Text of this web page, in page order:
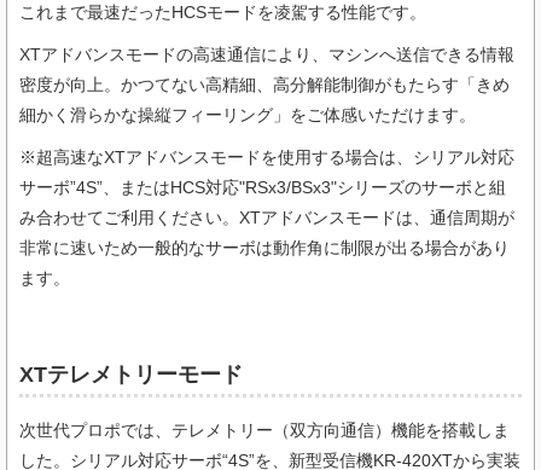
これまで最速だったHCSモードを凌駕する性能です。
XTアドバンスモードの高速通信により、マシンへ送信できる情報
密度が向上。かつてない高精細、高分解能制御がもたらす「きめ
細かく滑らかな操縦フィーリング」をご体感いただけます。
※超高速なXTアドバンスモードを使用する場合は、シリアル対応
サーボ”4S”、またはHCS対応"RSx3/BSx3"シリーズのサーボと組
み合わせてご利用ください。XTアドバンスモードは、通信周期が
非常に速いため一般的なサーボは動作角に制限が出る場合があり
ます。
XTテレメトリーモード
次世代プロポでは、テレメトリー（双方向通信）機能を搭載しま
した。シリアル対応サーボ“4S”を、新型受信機KR-420XTから実装